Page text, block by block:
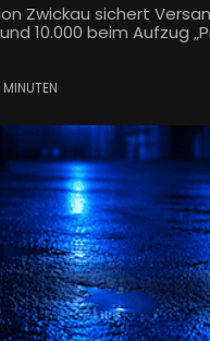
Zwickau sichert
10.000 beim Aufzug